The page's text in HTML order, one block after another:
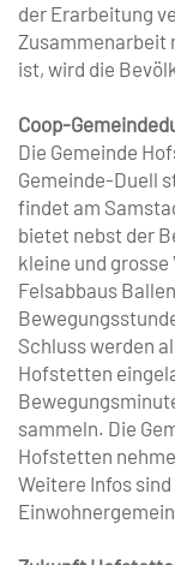
der Erarbeitung
Zusammenarbeit
ist, wird die
Coop-
Die Gemeinde
Gemeinde-Duell
findet am
bietet nebst der
kleine und
Felsabbaus
Schluss werden
Hofstetten
sammeln. Die
Hofstetten
Weitere Infos